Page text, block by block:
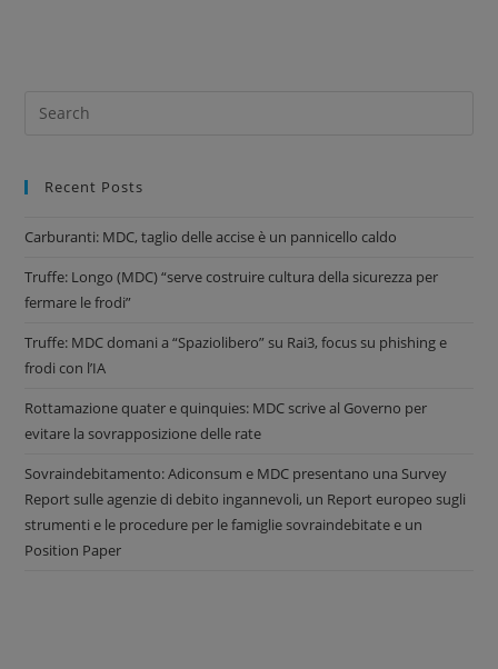
Recent Posts
Carburanti: MDC, taglio delle accise è un pannicello caldo
Truffe: Longo (MDC) “serve costruire cultura della sicurezza per
fermare le frodi”
Truffe: MDC domani a “Spaziolibero” su Rai3, focus su phishing e
frodi con l’IA
Rottamazione quater e quinquies: MDC scrive al Governo per
evitare la sovrapposizione delle rate
Sovraindebitamento: Adiconsum e MDC presentano una Survey
Report sulle agenzie di debito ingannevoli, un Report europeo sugli
strumenti e le procedure per le famiglie sovraindebitate e un
Position Paper